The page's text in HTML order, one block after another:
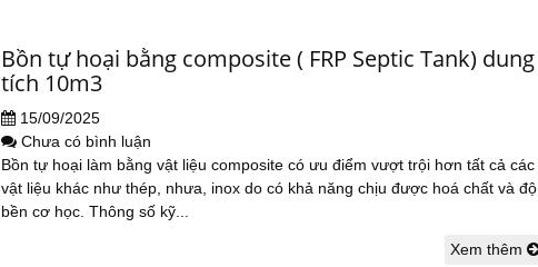
Bồn tự hoại bằng composite ( FRP Septic Tank) dung
tích 10m3
15/09/2025
Chưa có bình luận
Bồn tự hoại làm bằng vật liệu composite có ưu điểm vượt trội hơn tất cả các
vật liệu khác như thép, nhưa, inox do có khả năng chịu được hoá chất và độ
bền cơ học. Thông số kỹ...
Xem thêm